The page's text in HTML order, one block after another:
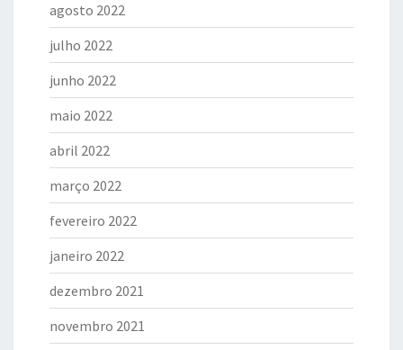
agosto 2022
julho 2022
junho 2022
maio 2022
abril 2022
março 2022
fevereiro 2022
janeiro 2022
dezembro 2021
novembro 2021